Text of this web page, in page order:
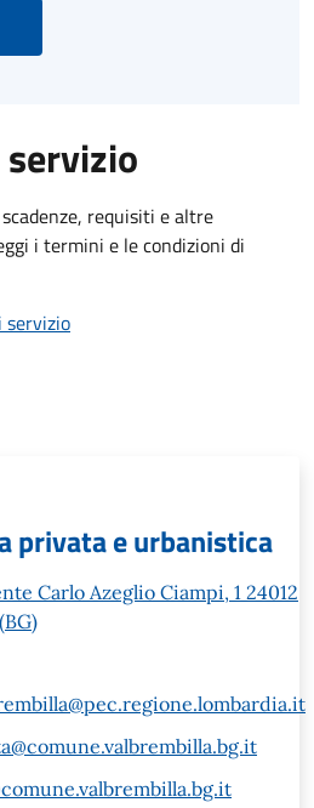
requisiti e altre
i termini e le condizioni di
servizio
privata e urbanistica
Carlo Azeglio Ciampi, 1 24012